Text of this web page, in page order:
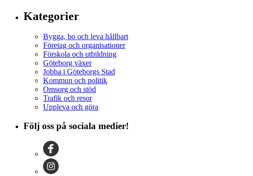
Kategorier
Bygga, bo och leva hållbart
Företag och organisationer
Förskola och utbildning
Göteborg växer
Jobba i Göteborgs Stad
Kommun och politik
Omsorg och stöd
Trafik och resor
Uppleva och göra
Följ oss på sociala medier!